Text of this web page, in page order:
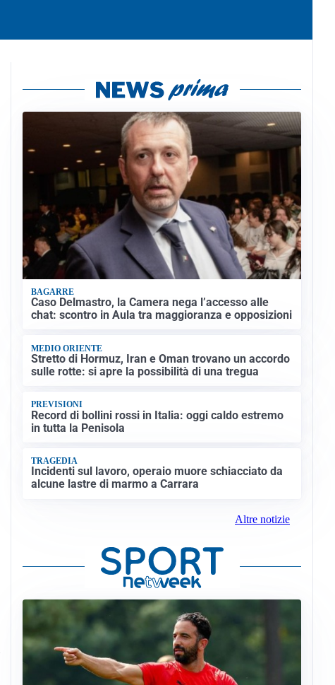
BAGARRE
Caso Delmastro, la Camera nega l’accesso alle
chat: scontro in Aula tra maggioranza e opposizioni
MEDIO ORIENTE
Stretto di Hormuz, Iran e Oman trovano un accordo
sulle rotte: si apre la possibilità di una tregua
PREVISIONI
Record di bollini rossi in Italia: oggi caldo estremo
in tutta la Penisola
TRAGEDIA
Incidenti sul lavoro, operaio muore schiacciato da
alcune lastre di marmo a Carrara
Altre notizie